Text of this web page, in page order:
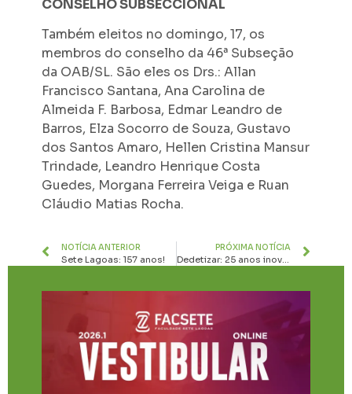
CONSELHO SUBSECCIONAL
Também eleitos no domingo, 17, os
membros do conselho da 46ª Subseção
da OAB/SL. São eles os Drs.: Allan
Francisco Santana, Ana Carolina de
Almeida F. Barbosa, Edmar Leandro de
Barros, Elza Socorro de Souza, Gustavo
dos Santos Amaro, Hellen Cristina Mansur
Trindade, Leandro Henrique Costa
Guedes, Morgana Ferreira Veiga e Ruan
Cláudio Matias Rocha.
NOTÍCIA ANTERIOR
Sete Lagoas: 157 anos!
PRÓXIMA NOTÍCIA
Dedetizar: 25 anos inovando e transformando o mercado